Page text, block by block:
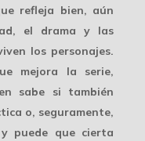
refleja bien, aún
, el drama y las
los personajes.
mejora la serie,
sabe si también
o, seguramente,
puede que cierta